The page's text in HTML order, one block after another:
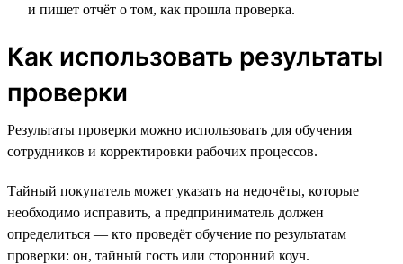
и пишет отчёт о том, как прошла проверка.
Как использовать результаты
проверки
Результаты проверки можно использовать для обучения
сотрудников и корректировки рабочих процессов.
Тайный покупатель может указать на недочёты, которые
необходимо исправить, а предприниматель должен
определиться — кто проведёт обучение по результатам
проверки: он, тайный гость или сторонний коуч.